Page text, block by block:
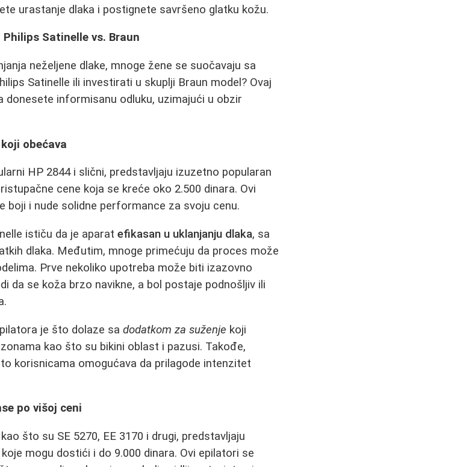
urastanje dlaka i postignete savršeno glatku kožu.
Satinelle vs. Braun
neželjene dlake, mnoge žene se suočavaju sa
Satinelle ili investirati u skuplji Braun model? Ovaj
donesete informisanu odluku, uzimajući u obzir
obećava
HP 2844 i slični, predstavljaju izuzetno popularan
cene koja se kreće oko 2.500 dinara. Ovi
i nude solidne performance za svoju cenu.
ističu da je aparatefikasan u uklanjanju dlaka, sa
dlaka. Međutim, mnoge primećuju da proces može
Prve nekoliko upotreba može biti izazovno
da se koža brzo navikne, a bol postaje podnošljiv ili
je što dolaze sadodatkom za suženje koji
kao što su bikini oblast i pazusi. Takođe,
korisnicama omogućava da prilagode intenzitet
po višoj ceni
što su SE 5270, EE 3170 i drugi, predstavljaju
mogu dostići i do 9.000 dinara. Ovi epilatori se